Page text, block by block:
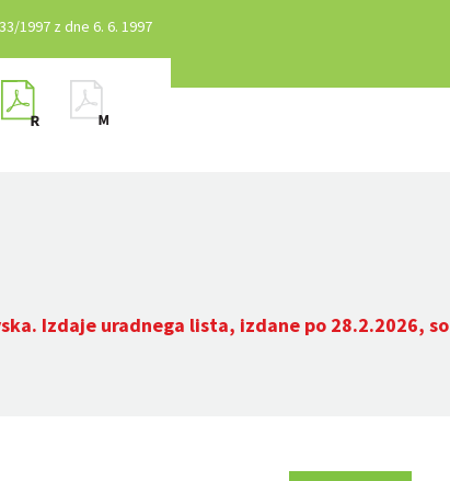
1997 z dne 6. 6. 1997
Izdaje uradnega lista, izdane po 28.2.2026, so